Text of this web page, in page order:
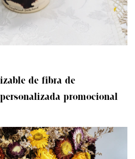
de fibra de
promocional